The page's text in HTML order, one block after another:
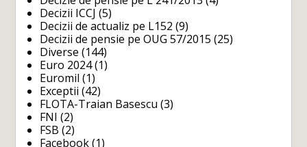
Decizii ICCJ (5)
Decizii de actualiz pe L152 (9)
Decizii de pensie pe OUG 57/2015 (25)
Diverse (144)
Euro 2024(1)
Euromil (1)
Exceptii (42)
FLOTA-Traian Basescu (3)
FNI (2)
FSB (2)
Facebook (1)